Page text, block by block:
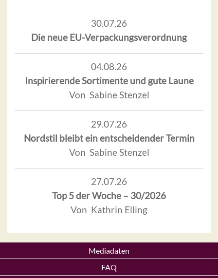
30.07.26
Die neue EU-Verpackungsverordnung
04.08.26
Inspirierende Sortimente und gute Laune
Von Sabine Stenzel
29.07.26
Nordstil bleibt ein entscheidender Termin
Von Sabine Stenzel
27.07.26
Top 5 der Woche – 30/2026
Von Kathrin Elling
Mediadaten
FAQ